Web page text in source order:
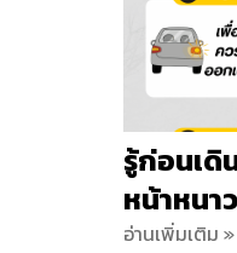
รู้ก่อนเดิ
หน้าหนาว
อ่านเพิ่มเติม »